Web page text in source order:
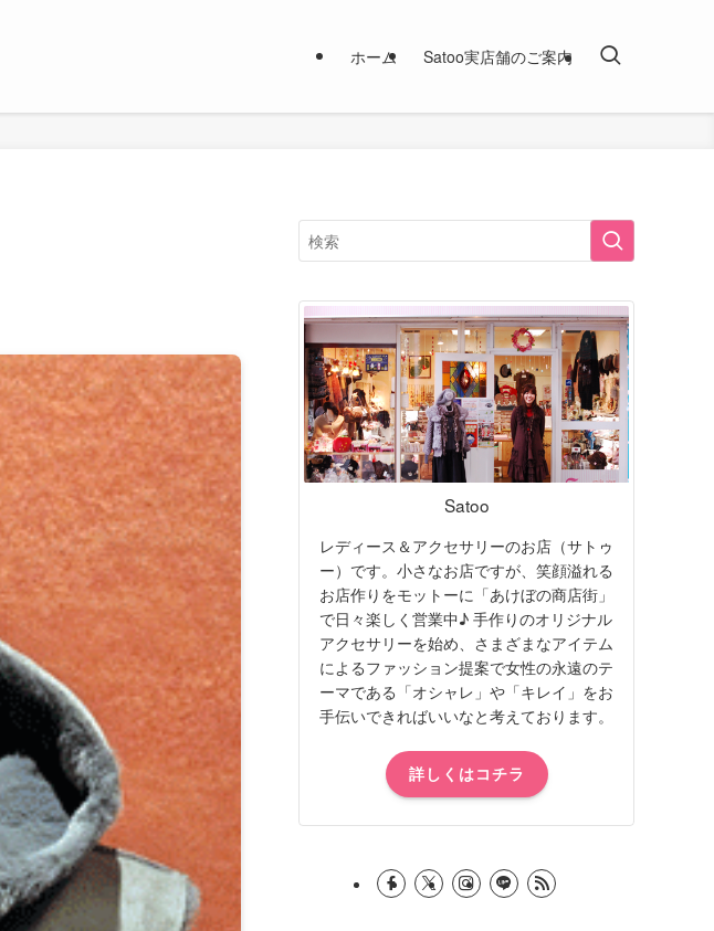
ホーム Satoo実店舗のご案内
Satoo
レディース＆アクセサリーのお店（サトゥ
ー）です。小さなお店ですが、笑顔溢れる
お店作りをモットーに「あけぼの商店街」
で日々楽しく営業中♪ 手作りのオリジナル
アクセサリーを始め、さまざまなアイテム
によるファッション提案で女性の永遠のテ
ーマである「オシャレ」や「キレイ」をお
手伝いできればいいなと考えております。
詳しくはコチラ